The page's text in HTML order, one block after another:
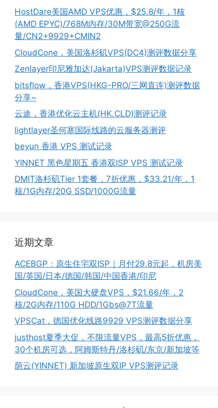
HostDare美国AMD VPS优惠，$25.8/年，1核
(AMD EPYC)/768M内存/30M带宽@250G流
量/CN2+9929+CMIN2
CloudCone，美国洛杉矶VPS(DC4)测评数据分享
Zenlayer印尼雅加达(Jakarta)VPS测评数据记录
bitsflow，香港VPS(HKG-PRO/三网直连)测评数据
分享~
云途，香港优化云主机(HK.CLD)测评记录
lightlayer圣何塞国际线路的云服务器测评
beyun 香港 VPS 测试记录
YINNET 黑色星期五 香港双ISP VPS 测试记录
DMIT洛杉矶Tier 1套餐，7折优惠，$33.21/年，1
核/1G内存/20G SSD/1000G流量
近期文章
ACEBGP：原生住宅双ISP｜月付29.8元起，机房美
国/英国/日本/德国/韩国/中国香港/印尼
CloudCone，美国大硬盘VPS，$21.66/年，2
核/2G内存/110G HDD/1Gbs@7T流量
VPSCat，德国优化线路9929 VPS测评数据分享
justhost夏季大促，不限流量VPS，最高5折优惠，
30个机房可选，阿姆斯特丹/洛杉矶/东京/新加坡等
荫云(YINNET) 新加坡原生双IP VPS测评记录